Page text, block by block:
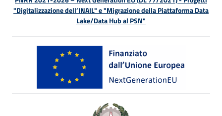
"Digitalizzazione dell’INAIL" e "Migrazione della Piattaforma Data
Lake/Data Hub al PSN"